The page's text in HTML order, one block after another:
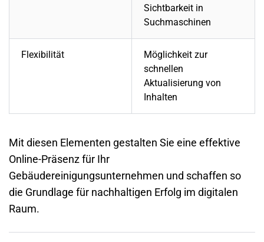
Sichtbarkeit in
Suchmaschinen
Flexibilität
Möglichkeit zur
schnellen
Aktualisierung von
Inhalten
Mit diesen Elementen gestalten Sie eine effektive
Online-Präsenz für Ihr
Gebäudereinigungsunternehmen und schaffen so
die Grundlage für nachhaltigen Erfolg im digitalen
Raum.